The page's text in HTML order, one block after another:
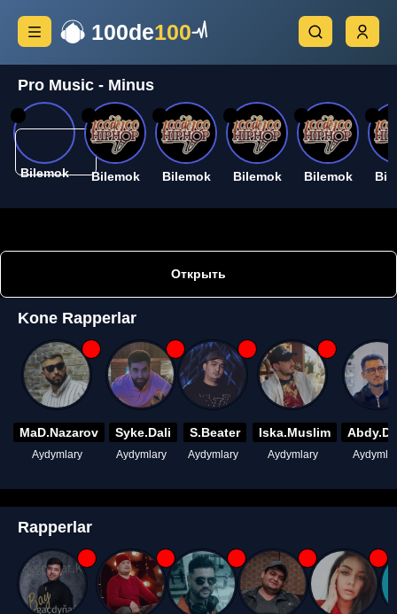
100de100
Pro Music - Minus
Bilemok Bilemok Bilemok Bilemok Bilemok
Открыть
Kone Rapperlar
MaD.Nazarov
Aydymlary
Syke.Dali
Aydymlary
S.Beater
Aydymlary
Iska.Muslim
Aydymlary
Rapperlar